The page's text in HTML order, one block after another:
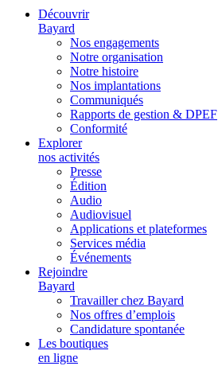
Découvrir
Bayard
Nos engagements
Notre organisation
Notre histoire
Nos implantations
Communiqués
Rapports de gestion & DPEF
Conformité
Explorer
nos activités
Presse
Édition
Audio
Audiovisuel
Applications et plateformes
Services média
Événements
Rejoindre
Bayard
Travailler chez Bayard
Nos offres d’emplois
Candidature spontanée
Les boutiques
en ligne